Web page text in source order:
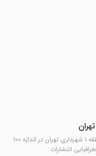
نقشه منطقه 1 شهرداری تهران در اندازه 100x70 سانتی‌متر و در مقیاس 1:15.000